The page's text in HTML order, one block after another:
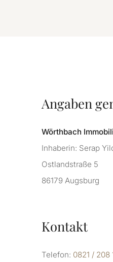
Angaben
Wörthbach
Inhaberin: Serap
Ostlandstraße 5
86179 Augsburg
Kontakt
Telefon: 0821 / 208